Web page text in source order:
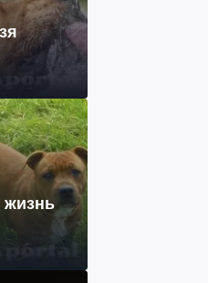
жизнь